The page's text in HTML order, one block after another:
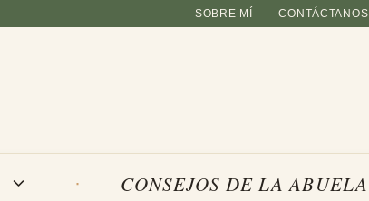
SOBRE MÍ CONTÁCTANOS
CONSEJOS DE LA ABUELA